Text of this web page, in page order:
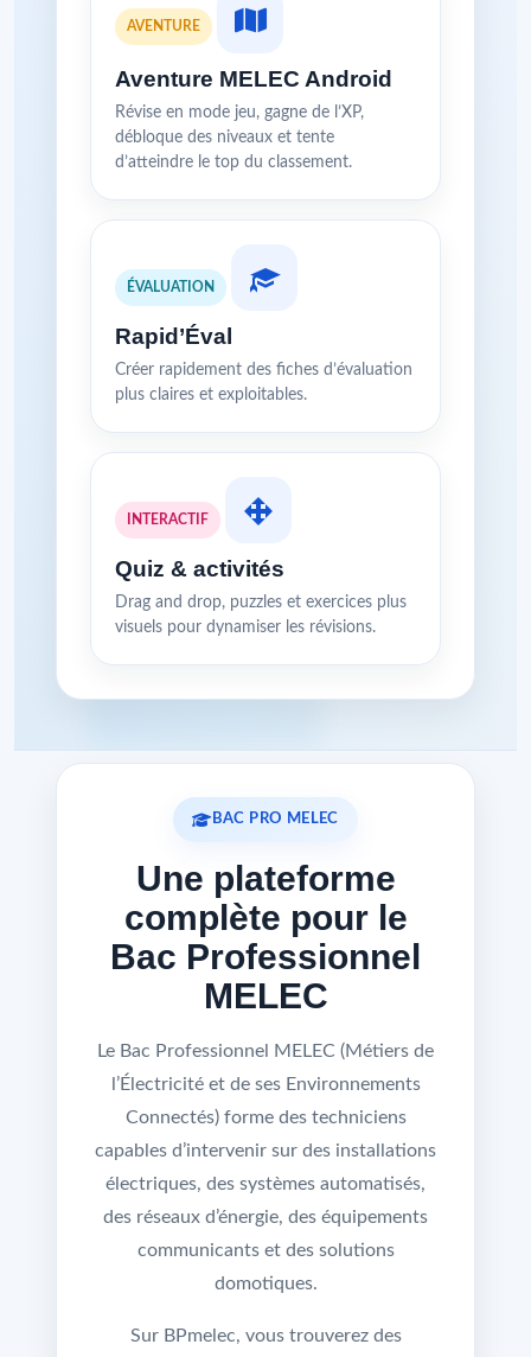
AVENTURE
Aventure MELEC Android
Révise en mode jeu, gagne de l’XP,
débloque des niveaux et tente
d’atteindre le top du classement.
ÉVALUATION
Rapid’Éval
Créer rapidement des fiches d’évaluation
plus claires et exploitables.
INTERACTIF
Quiz & activités
Drag and drop, puzzles et exercices plus
visuels pour dynamiser les révisions.
BAC PRO MELEC
Une plateforme
complète pour le
Bac Professionnel
MELEC
Le Bac Professionnel MELEC (Métiers de
l’Électricité et de ses Environnements
Connectés) forme des techniciens
capables d’intervenir sur des installations
électriques, des systèmes automatisés,
des réseaux d’énergie, des équipements
communicants et des solutions
domotiques.
Sur BPmelec, vous trouverez des